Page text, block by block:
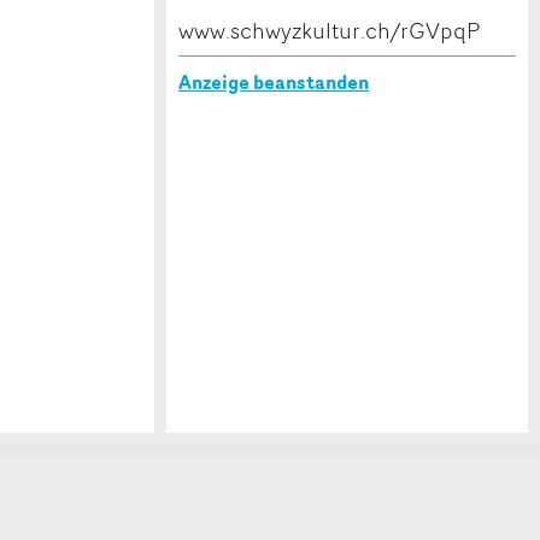
www.schwyzkultur.ch/rGVpqP
Anzeige beanstanden